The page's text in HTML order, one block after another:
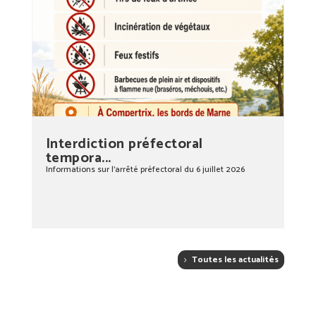
Interdiction préfectoral
tempora...
Informations sur l’arrêté préfectoral du 6 juillet 2026
Toutes les actualités